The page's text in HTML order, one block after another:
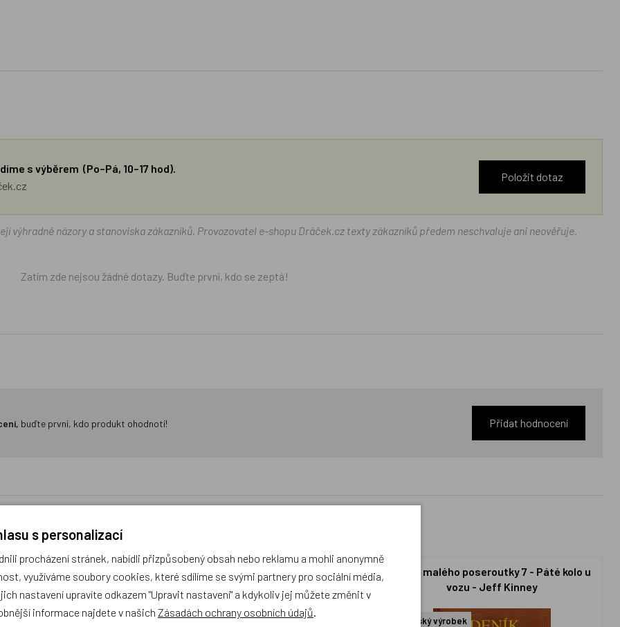
s výběrem (Po–Pá, 10–17 hod).
Položit dotaz
výhradně názory a stanoviska zákazníků. Provozovatel e-shopu Dráček.cz texty zákazníků předem neschvaluje ani neověřuje.
Zatím zde nejsou žádné dotazy. Buďte první, kdo se zeptá!
buďte první, kdo produkt ohodnotí! Přidat hodnocení
poseroutky 16 - Velká šance
- Jeff Kinney
Deník malého poseroutky 14 - Na spadnutí
- Jeff Kinney
Český výrobek
Deník malého poseroutky 7 - Páté kolo u
vozu - Jeff Kinney
Český výrobek
s personalizací
procházení stránek, nabídli přizpůsobený obsah nebo reklamu a mohli anonymně
využíváme soubory cookies, které sdílíme se svými partnery pro sociální média,
nastavení upravíte odkazem "Upravit nastavení" a kdykoliv jej můžete změnit v
informace najdete v našich Zásadách ochrany osobních údajů.